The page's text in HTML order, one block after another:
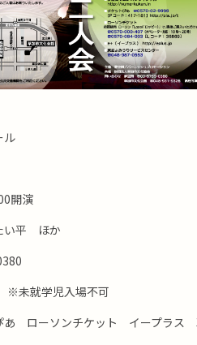
ル
開演
い平 ほか
未就学児入場不可
あ ローソンチケット イープラス